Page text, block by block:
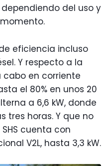
del uso y
eficiencia incluso
Y respecto a la
cabo en corriente
el 80% en unos 20
a 6,6 kW, donde
tres horas. Y que no
SHS cuenta con
V2L, hasta 3,3 kW.